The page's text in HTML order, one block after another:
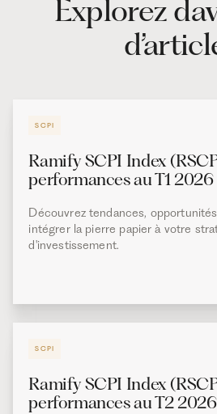
Explorez
SCPI
Ramify SCPI Index
performances au T1 2026
Découvrez tendances,
intégrer la pierre papier à votre
d'investissement.
SCPI
Ramify SCPI Index
performances au T2 2026